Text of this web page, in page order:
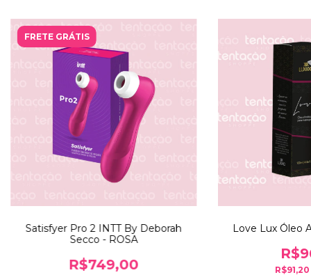
FRETE GRÁTIS
Satisfyer Pro 2 INTT By Deborah
Secco - ROSA
R$749,00
Love Lux Óleo
R$91,20